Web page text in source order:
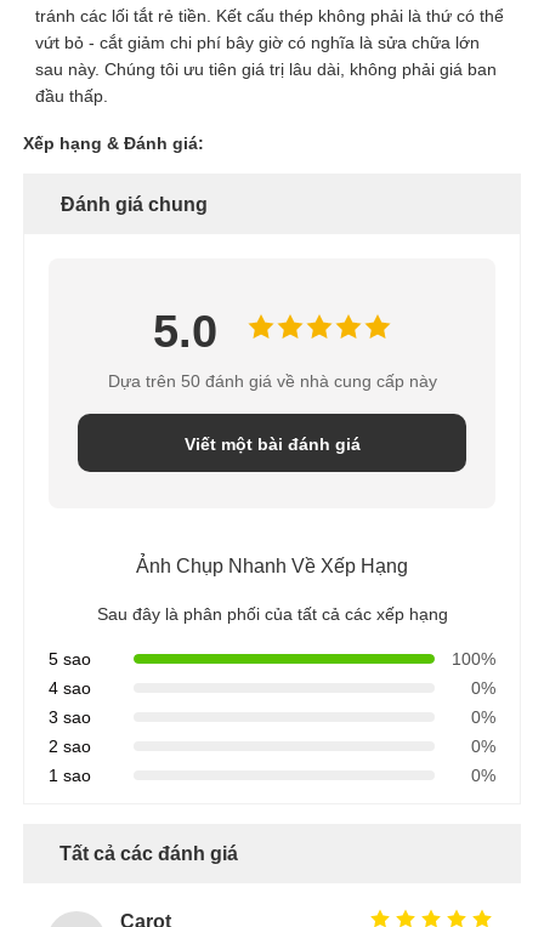
tránh các lối tắt rẻ tiền. Kết cấu thép không phải là thứ có thể
vứt bỏ - cắt giảm chi phí bây giờ có nghĩa là sửa chữa lớn
sau này. Chúng tôi ưu tiên giá trị lâu dài, không phải giá ban
đầu thấp.
Xếp hạng & Đánh giá:
Đánh giá chung
5.0
Dựa trên 50 đánh giá về nhà cung cấp này
Viết một bài đánh giá
Ảnh Chụp Nhanh Về Xếp Hạng
Sau đây là phân phối của tất cả các xếp hạng
5 sao
100%
4 sao
0%
3 sao
0%
2 sao
0%
1 sao
0%
Tất cả các đánh giá
Carot